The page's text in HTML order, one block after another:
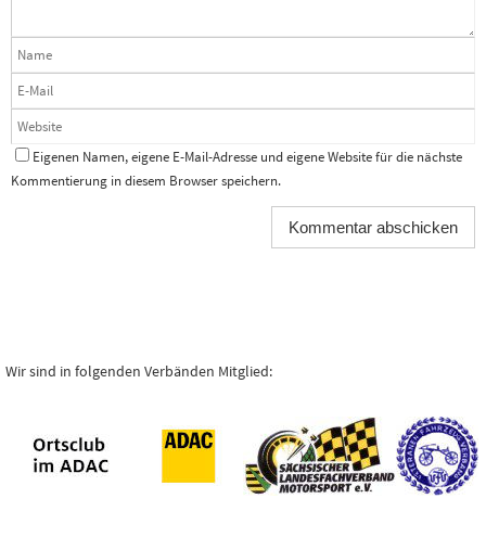
Eigenen Namen, eigene E-Mail-Adresse und eigene Website für die nächste
Kommentierung in diesem Browser speichern.
Wir sind in folgenden Verbänden Mitglied: